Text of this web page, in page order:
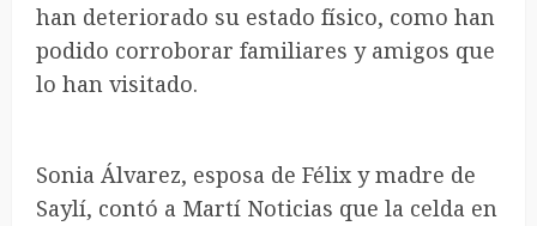
han deteriorado su estado físico, como han
podido corroborar familiares y amigos que
lo han visitado.
Sonia Álvarez, esposa de Félix y madre de
Saylí, contó a Martí Noticias que la celda en